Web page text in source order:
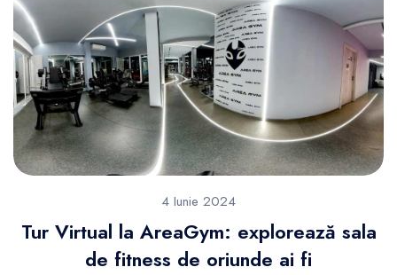
4 Iunie 2024
Tur Virtual la AreaGym: explorează sala
de fitness de oriunde ai fi